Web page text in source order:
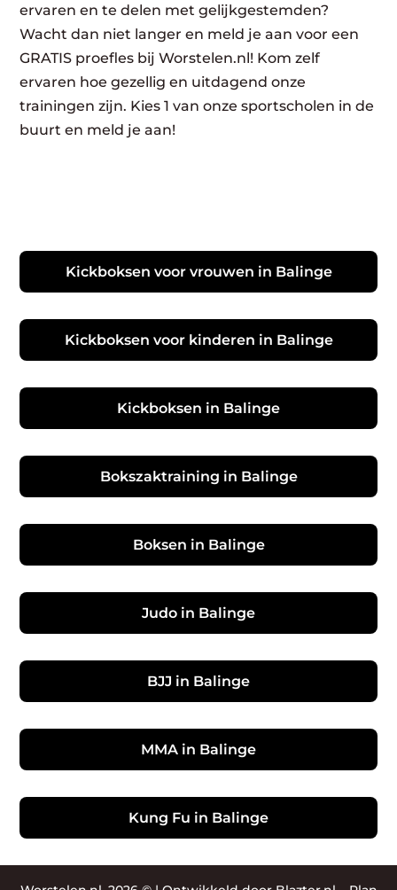
ervaren en te delen met gelijkgestemden?
Wacht dan niet langer en meld je aan voor een
GRATIS proefles bij Worstelen.nl! Kom zelf
ervaren hoe gezellig en uitdagend onze
trainingen zijn. Kies 1 van onze sportscholen in de
buurt en meld je aan!
Kickboksen voor vrouwen in Balinge
Kickboksen voor kinderen in Balinge
Kickboksen in Balinge
Bokszaktraining in Balinge
Boksen in Balinge
Judo in Balinge
BJJ in Balinge
MMA in Balinge
Kung Fu in Balinge